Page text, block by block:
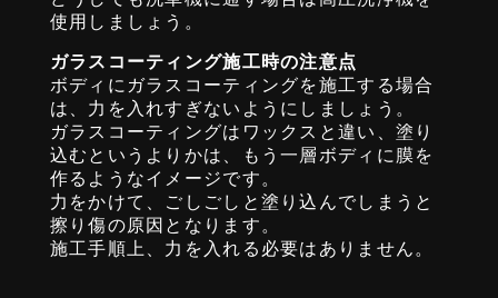
使用しましょう。
ガラスコーティング施工時の注意点
ボディにガラスコーティングを施工する場合
は、力を入れすぎないようにしましょう。
ガラスコーティングはワックスと違い、塗り
込むというよりかは、もう一層ボディに膜を
作るようなイメージです。
力をかけて、ごしごしと塗り込んでしまうと
擦り傷の原因となります。
施工手順上、力を入れる必要はありません。